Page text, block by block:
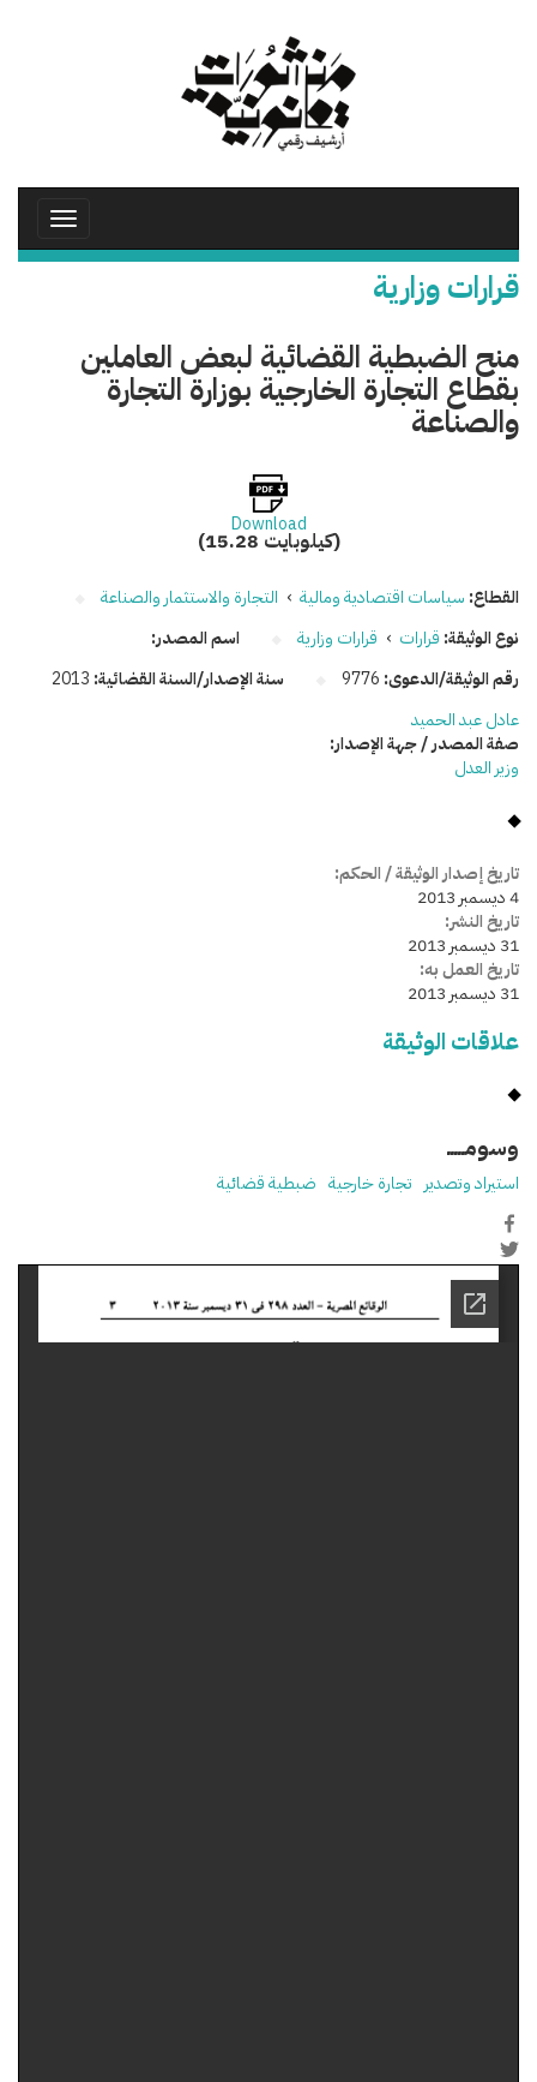
Toggle
قرارات وزارية
منح الضبطية القضائية لبعض العاملين
بقطاع التجارة الخارجية بوزارة التجارة
والصناعة
Download
(15.28 كيلوبايت)
القطاع: سياسات اقتصادية ومالية › التجارة والاستثمار والصناعة
نوع الوثيقة: قرارات › قرارات وزارية
رقم الوثيقة/الدعوى: 9776 سنة الإصدار/السنة القضائية: 2013
اسم المصدر:
عادل عبد الحميد
صفة المصدر / جهة الإصدار:
وزير العدل
تاريخ إصدار الوثيقة / الحكم:
4 ديسمبر 2013
تاريخ النشر:
31 ديسمبر 2013
تاريخ العمل به:
31 ديسمبر 2013
علاقات الوثيقة
وسومـــــ
استيراد وتصدير تجارة خارجية ضبطية قضائية